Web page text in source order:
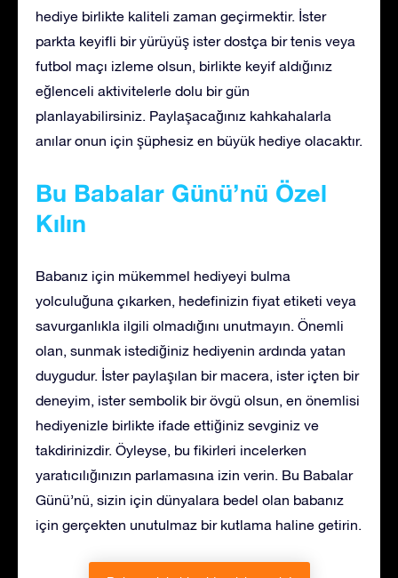
hediye birlikte kaliteli zaman geçirmektir. İster
parkta keyifli bir yürüyüş ister dostça bir tenis veya
futbol maçı izleme olsun, birlikte keyif aldığınız
eğlenceli aktivitelerle dolu bir gün
planlayabilirsiniz. Paylaşacağınız kahkahalarla
anılar onun için şüphesiz en büyük hediye olacaktır.
Bu Babalar Günü’nü Özel
Kılın
Babanız için mükemmel hediyeyi bulma
yolculuğuna çıkarken, hedefinizin fiyat etiketi veya
savurganlıkla ilgili olmadığını unutmayın. Önemli
olan, sunmak istediğiniz hediyenin ardında yatan
duygudur. İster paylaşılan bir macera, ister içten bir
deneyim, ister sembolik bir övgü olsun, en önemlisi
hediyenizle birlikte ifade ettiğiniz sevginiz ve
takdirinizdir. Öyleyse, bu fikirleri incelerken
yaratıcılığınızın parlamasına izin verin. Bu Babalar
Günü’nü, sizin için dünyalara bedel olan babanız
için gerçekten unutulmaz bir kutlama haline getirin.